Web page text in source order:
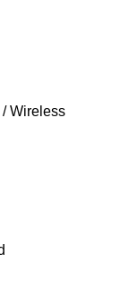
Wireless